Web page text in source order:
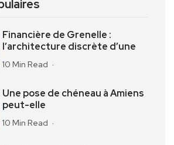
Financière de Grenelle :
l’architecture discrète d’une
10 Min Read
Une pose de chéneau à Amiens
peut-elle
10 Min Read